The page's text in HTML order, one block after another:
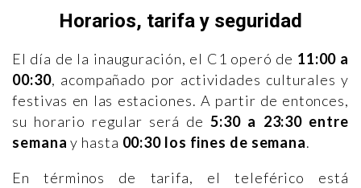
Horarios, tarifa y seguridad
El día de la inauguración, el C1 operó de 11:00 a
00:30, acompañado por actividades culturales y
festivas en las estaciones. A partir de entonces,
su horario regular será de5:30 a 23:30 entre
semana y hasta 00:30 los fines de semana.
En términos de tarifa, el teleférico está